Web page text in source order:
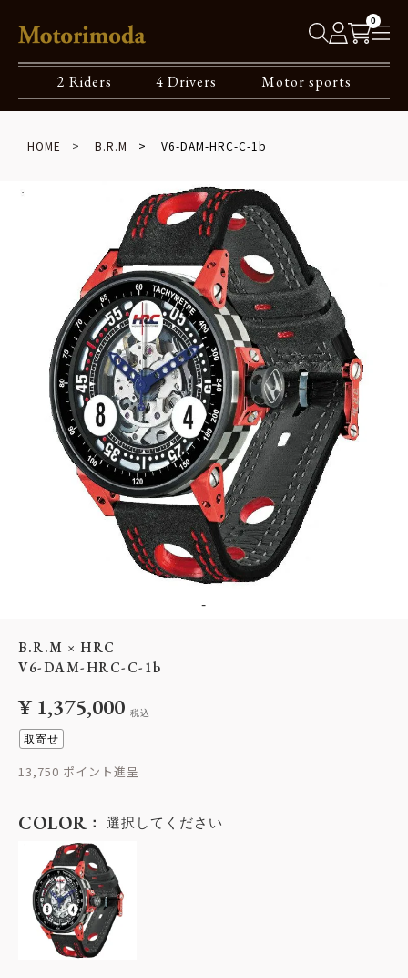
0
2 Riders 4 Drivers Motor sports
HOME B.R.M V6-DAM-HRC-C-1b
-
B.R.M × HRC
V6-DAM-HRC-C-1b
¥ 1,375,000 税込
取寄せ
13,750
COLOR 選択してください